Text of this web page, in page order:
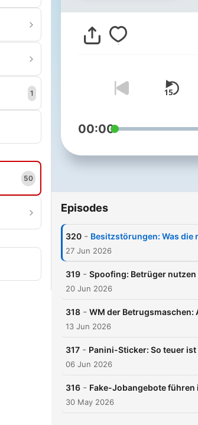
1
50
00:00
Episodes
320 - Besitzstörungen: Was
27 Jun 2026
319 - Spoofing: Betrüger
20 Jun 2026
318 - WM der Betrugsmaschen:
13 Jun 2026
317 - Panini-Sticker: So teuer
06 Jun 2026
316 - Fake-Jobangebote führen
30 May 2026